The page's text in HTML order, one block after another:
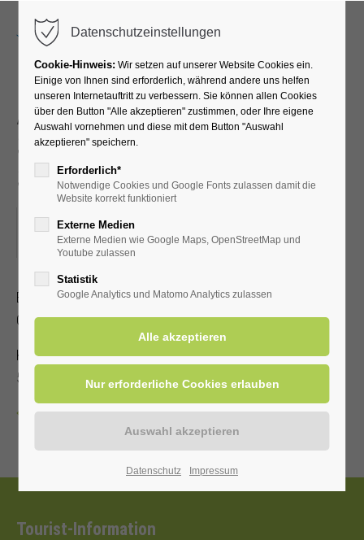
Akupressur –
Selbstbehandlung bei
Schmerzen
15.10.2024, 16:00–17:00
ORT: KURHALLE
Erlernen Sie die Selbstakupressur zur Linderung von Kopf-,
Gelenk- und Muskelschmerzen.
Kostenbeitrag mit gültiger Kur-/Einwohnerkarte 2,00 €, ohne
5,00 €.
Zurück
Tourist-Information
Datenschutzeinstellungen
Cookie-Hinweis: Wir setzen auf unserer Website Cookies ein.
Einige von Ihnen sind erforderlich, während andere uns helfen
unseren Internetauftritt zu verbessern. Sie können allen Cookies
über den Button "Alle akzeptieren" zustimmen, oder Ihre eigene
Auswahl vornehmen und diese mit dem Button "Auswahl
akzeptieren" speichern.
Erforderlich*
Notwendige Cookies und Google Fonts zulassen damit die
Website korrekt funktioniert
Externe Medien
Externe Medien wie Google Maps, OpenStreetMap und
Youtube zulassen
Statistik
Google Analytics und Matomo Analytics zulassen
Datenschutz Impressum